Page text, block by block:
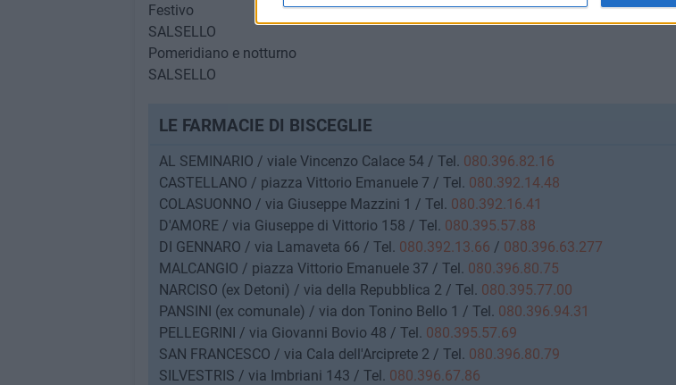
Festivo
SALSELLO
Pomeridiano e notturno
SALSELLO
LE FARMACIE DI BISCEGLIE
AL SEMINARIO / viale Vincenzo Calace 54 / Tel. 080.396.82.16
CASTELLANO / piazza Vittorio Emanuele 7 / Tel. 080.392.14.48
COLASUONNO / via Giuseppe Mazzini 1 / Tel. 080.392.16.41
D'AMORE / via Giuseppe di Vittorio 158 / Tel. 080.395.57.88
DI GENNARO / via Lamaveta 66 / Tel. 080.392.13.66 / 080.396.63.277
MALCANGIO / piazza Vittorio Emanuele 37 / Tel. 080.396.80.75
NARCISO (ex Detoni) / via della Repubblica 2 / Tel. 080.395.77.00
PANSINI (ex comunale) / via don Tonino Bello 1 / Tel. 080.396.94.31
PELLEGRINI / via Giovanni Bovio 48 / Tel. 080.395.57.69
SAN FRANCESCO / via Cala dell'Arciprete 2 / Tel. 080.396.80.79
SILVESTRIS / via Imbriani 143 / Tel. 080.396.67.86